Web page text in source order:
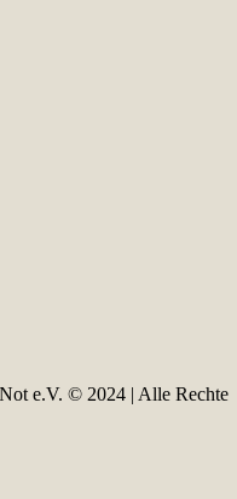
e.V. © 2024 | Alle Rechte